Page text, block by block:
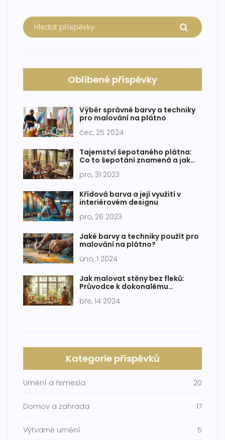
Oblíbené příspěvky
Výběr správné barvy a techniky
pro malování na plátno
čec, 25 2024
Tajemství šepotaného plátna:
Co to šepotání znamená a jak
pro, 31 2023
Křídová barva a její využití v
interiérovém designu
pro, 26 2023
Jaké barvy a techniky použít pro
malování na plátno?
úno, 1 2024
Jak malovat stěny bez fleků:
Průvodce k dokonalému
bře, 14 2024
Kategorie příspěvků
Umění a řemesla 20
Domov a zahrada 17
Výtvarné umění 5